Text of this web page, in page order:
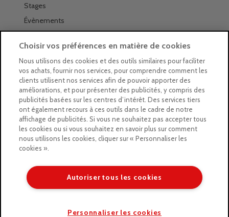
Stages
Évènements
Trouver nos magasins
La newsletter des magasins
Feuilleter le Guide
Gratuit : intégrer le Guide
Marques Beaux-Arts
Matériel pour l’aquarelle
Matériel pour l’acrylique
Matériel pour l’huile
Copyright © 2026 LE GEANT DES BEAUX ARTS
Choisir vos préférences en matière de cookies
Nous utilisons des cookies et des outils similaires pour faciliter
vos achats, fournir nos services, pour comprendre comment les
clients utilisent nos services afin de pouvoir apporter des
améliorations, et pour présenter des publicités, y compris des
publicités basées sur les centres d’intérêt. Des services tiers
ont également recours à ces outils dans le cadre de notre
affichage de publicités. Si vous ne souhaitez pas accepter tous
les cookies ou si vous souhaitez en savoir plus sur comment
nous utilisons les cookies, cliquer sur « Personnaliser les
cookies ».
Autoriser tous les cookies
Personnaliser les cookies